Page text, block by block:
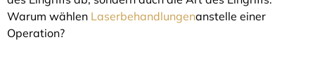
Warum wählen Laserbehandlungenanstelle einer
Operation?